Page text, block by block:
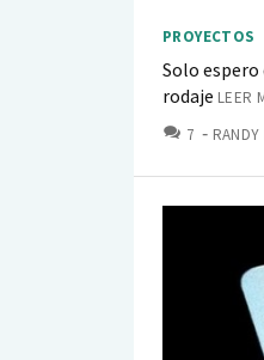
PROYECTOS
Solo
rodaje LEER
7
RANDY